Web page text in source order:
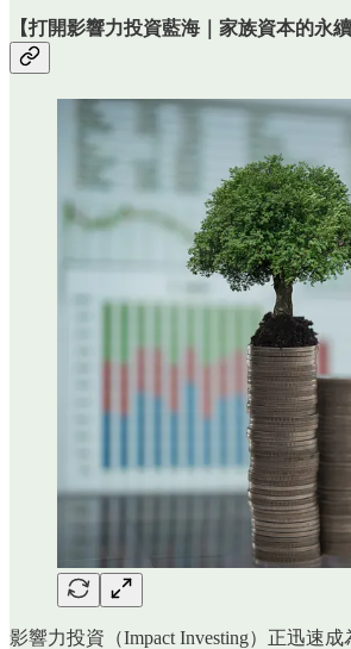
【打開影響力投資藍海｜家族資本的永
影響力投資（Impact Investing）正迅速